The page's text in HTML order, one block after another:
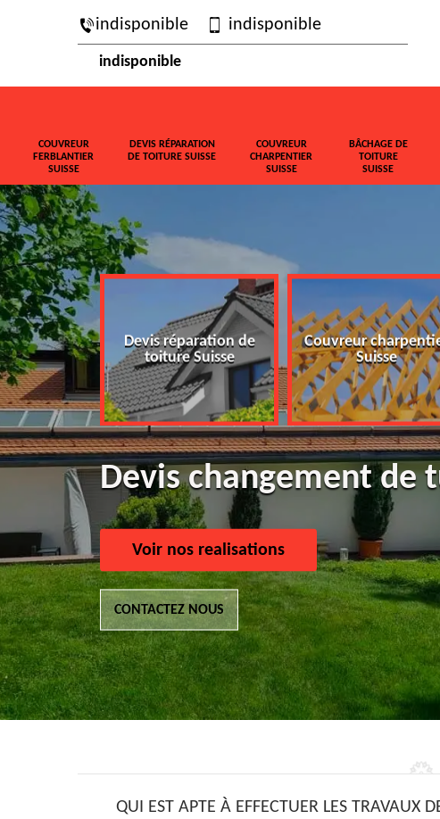
indisponible indisponible
indisponible
COUVREUR
FERBLANTIER
SUISSE
DEVIS RÉPARATION
DE TOITURE SUISSE
COUVREUR
CHARPENTIER
SUISSE
BÂCHAGE DE
TOITURE
SUISSE
Devis réparation de
toiture Suisse
Couvreur
Suisse
Devis changement de
Voir nos realisations
CONTACTEZ NOUS
QUI EST APTE À EFFECTUER LES TRAVAUX